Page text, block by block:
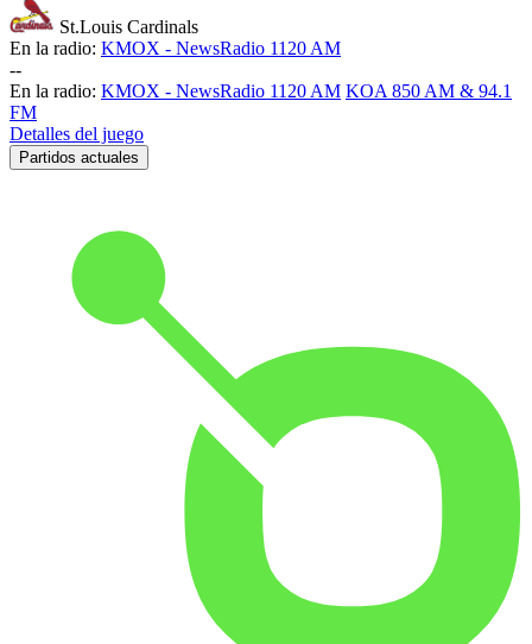
St.Louis Cardinals
En la radio: KMOX - NewsRadio 1120 AM
--
En la radio: KMOX - NewsRadio 1120 AM KOA 850 AM & 94.1
FM
Detalles del juego
Partidos actuales